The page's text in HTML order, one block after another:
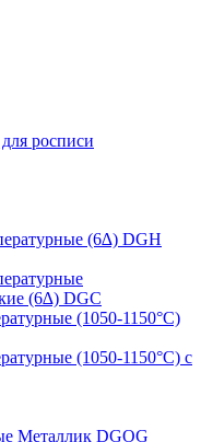
росписи
(6∆) DGH
(6∆) DGC
(1050-1150°С)
(1050-1150°С) с
Металлик DGOG